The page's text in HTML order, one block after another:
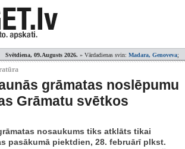
Svētdiena, 09.Augusts 2026. » Vārdadienas svin: Madara, Genoveva;
grāmatas noslēpumu
Grāmatu svētkos
nosaukums tiks atklāts tikai
pasākumā piektdien, 28. februārī plkst.